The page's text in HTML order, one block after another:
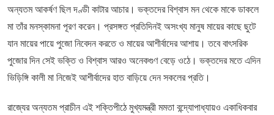
অন্যতম আকর্ষণ ছিল দণ্ডী কাটার আচার। ভক্তদের বিশ্বাস মন থেকে মাকে ডাকলে
মা তাঁর মনস্কামনা পূরণ করেন। প্রসঙ্গত প্রতিদিনই অসংখ্য মানুষ মায়ের কাছে ছুটে
যান মায়ের পায়ে পুজো নিবেদন করতে ও মায়ের আশীর্বাদের আশায়। তবে বাৎসরিক
পুজোর দিন সেই ভক্তি ও বিশ্বাস আরও অনেকগুণ বেড়ে ওঠে। ভক্তদের মতে এদিন
ভিড়িঙ্গি কালী মা নিজেই আশীর্বাদের হাত বাড়িয়ে দেন সকলের প্রতি।
রাজ্যের অন্যতম প্রাচীন এই শক্তিপীঠে মুখ্যমন্ত্রী মমতা বন্দ্যোপাধ্যায়ও একাধিকবার